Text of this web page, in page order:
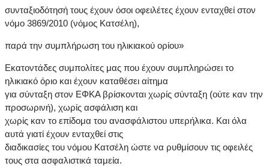
συνταξιοδότησή τους έχουν όσοι οφειλέτες έχουν ενταχθεί στον
νόμο 3869/2010 (νόμος Κατσέλη),
παρά την συμπλήρωση του ηλικιακού ορίου»
Εκατοντάδες συμπολίτες μας που έχουν συμπληρώσει το
ηλικιακό όριο και έχουν καταθέσει αίτημα
για σύνταξη στον ΕΦΚΑ βρίσκονται χωρίς σύνταξη (ούτε καν την
προσωρινή), χωρίς ασφάλιση και
χωρίς καν το επίδομα του ανασφάλιστου υπερήλικα. Και όλα
αυτά γιατί έχουν ενταχθεί στις
διαδικασίες του νόμου Κατσέλη ώστε να ρυθμίσουν τις οφειλές
τους στα ασφαλιστικά ταμεία.